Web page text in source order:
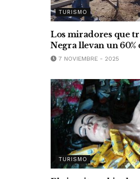
TURISMO
Los miradores que
Negra llevan un 60%
7 NOVIEMBRE - 2025
TURISMO